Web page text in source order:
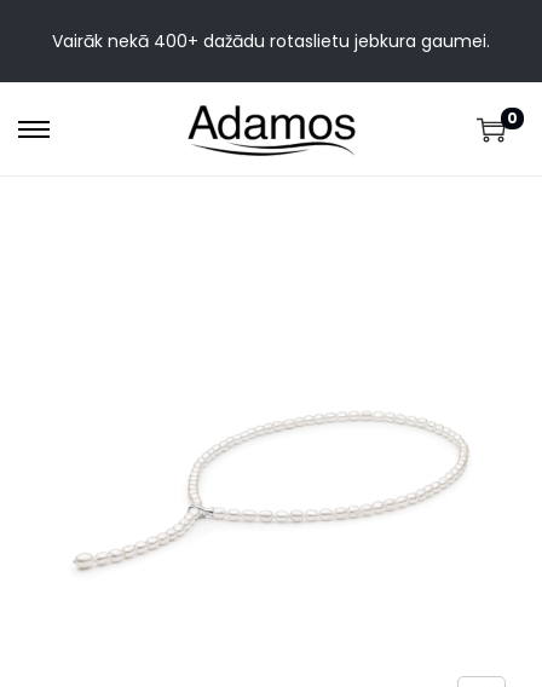
Vairāk nekā 400+ dažādu rotaslietu jebkura gaumei.
0